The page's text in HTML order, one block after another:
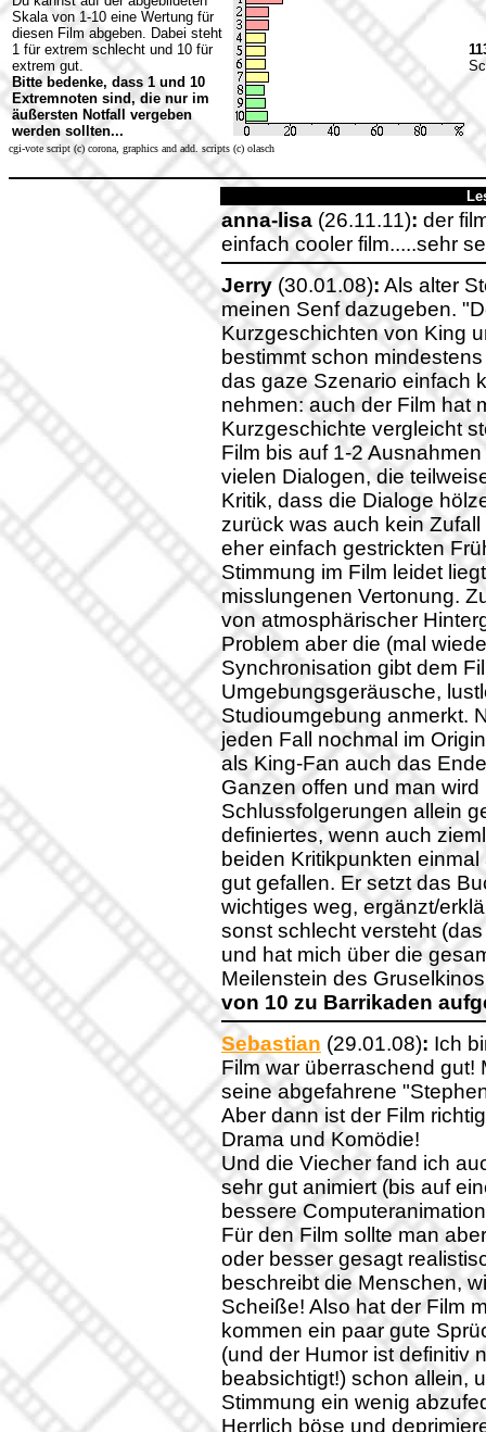
Skala von 1-10 eine Wertung für
diesen Film abgeben. Dabei steht
1 für extrem schlecht und 10 für
extrem gut.
Bitte bedenke, dass 1 und 10
Extremnoten sind, die nur im
äußersten Notfall vergeben
werden sollten...
cgi-vote script (c) corona, graphics and add. scripts (c) olasch
anna-lisa (26.11.11): der
einfach cooler film.....sehr
Jerry(30.01.08): Als alter
meinen Senf dazugeben.
Kurzgeschichten von King
bestimmt schon
das gaze Szenario einfach
nehmen: auch der Film hat
Kurzgeschichte vergleicht
Film bis auf 1-2
vielen Dialogen, die
Kritik, dass die Dialoge
zurück was auch kein
eher einfach gestrickten
Stimmung im Film leidet
misslungenen Vertonung.
von atmosphärischer
Problem aber die (mal
Synchronisation gibt dem
Umgebungsgeräusche,
Studioumgebung anmerkt.
jeden Fall nochmal im
als King-Fan auch das
Ganzen offen und man
Schlussfolgerungen allein
definiertes, wenn auch
beiden Kritikpunkten
gut gefallen. Er setzt das
wichtiges weg, ergänzt/
sonst schlecht versteht
und hat mich über die
Meilenstein des
von 10 zu Barrikaden
Sebastian (29.01.08): Ich
Film war überraschend gut!
seine abgefahrene
Aber dann ist der Film
Drama und Komödie!
Und die Viecher fand ich
sehr gut animiert (bis auf
bessere
Für den Film sollte man
oder besser gesagt
beschreibt die Menschen,
Scheiße! Also hat der Film
kommen ein paar gute
(und der Humor ist definitiv
beabsichtigt!) schon allein,
Stimmung ein wenig
Herrlich böse und